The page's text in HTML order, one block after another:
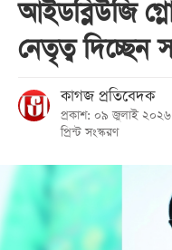
প্রচ্ছদ
জাতীয়
রাজনীতি
অর্থনীতি
আন্তর্জাতিক
সারাদেশ
আইডব্লিউজি
নেতৃত্ব দিচ্ছেন
কাগজ প্রতিবেদক
প্রকাশ: ০৯ জুলাই
প্রিন্ট সংস্করণ